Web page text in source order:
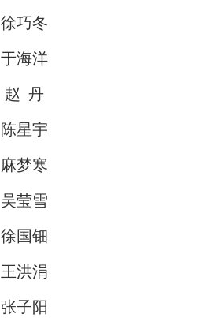
徐巧冬
于海洋
赵 丹
陈星宇
麻梦寒
吴莹雪
徐国钿
王洪涓
张子阳